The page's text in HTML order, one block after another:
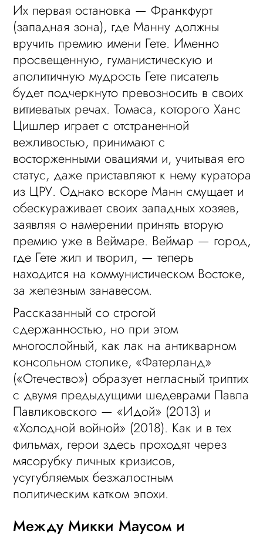
Их первая остановка — Франкфурт
(западная зона), где Манну должны
вручить премию имени Гете. Именно
просвещенную, гуманистическую и
аполитичную мудрость Гете писатель
будет подчеркнуто превозносить в своих
витиеватых речах. Томаса, которого Ханс
Цишлер играет с отстраненной
вежливостью, принимают с
восторженными овациями и, учитывая его
статус, даже приставляют к нему куратора
из ЦРУ. Однако вскоре Манн смущает и
обескураживает своих западных хозяев,
заявляя о намерении принять вторую
премию уже в Веймаре. Веймар — город,
где Гете жил и творил, — теперь
находится на коммунистическом Востоке,
за железным занавесом.
Рассказанный со строгой
сдержанностью, но при этом
многослойный, как лак на антикварном
консольном столике, «Фатерланд»
(«Отечество») образует негласный триптих
с двумя предыдущими шедеврами Павла
Павликовского — «Идой» (2013) и
«Холодной войной» (2018). Как и в тех
фильмах, герои здесь проходят через
мясорубку личных кризисов,
усугубляемых безжалостным
политическим катком эпохи.
Между Микки Маусом и